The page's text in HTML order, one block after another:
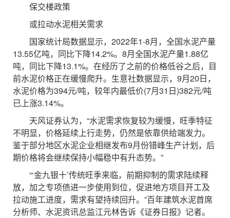
保交楼政策
或拉动水泥相关需求
国家统计局数据显示，2022年1-8月，全国水泥产量
13.55亿吨，同比下降14.2%。8月全国水泥产量1.88亿
吨，同比下降13.1%。在经历了之前的价格低谷之后，目
前水泥价格正在缓慢爬升。生意社数据显示，9月20日，
水泥价格为394元/吨，较年内最低价(7月31日)382元/吨
已上涨3.14%。
天风证券认为，“水泥需求恢复较为缓慢，旺季特征
不明显，价格延续上行走势，仍然是依靠供给端发力。
鉴于部分地区水泥企业相继发布9月份错峰生产计划，后
期价格将会继续保持小幅稳中有升态势。”
“‘金九银十’传统旺季来临，前期抑制的需求陆续释
放，加之专项债进一步使用到位，促进地方项目开工及
拉动施工进度，需求有望持续回升。”百年建筑水泥首席
分析师、水泥资讯总监江元林告诉《证券日报》记者。